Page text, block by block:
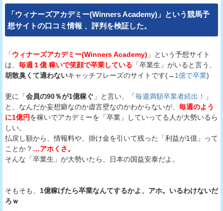
「ウィナーズアカデミー(Winners Academy) 」という競馬予
想サイトの口コミ情報 、 評判 を検証した。
「ウィナーズアカデミー(Winners Academy) 」という予想サイト
は、 毎週１億 稼いで笑顔で卒業している 「卒業生」がいると言う、
胡散臭くて適わないキャッチフレーズのサイトです(→ 1億で卒業)
更に「会員の90％が1億稼ぐ 」と言い、「毎週満額卒業者続出！
」
と、なんだか妄想癖なのか虚言壁なのかわからないが、 毎週のよう
に1億円を稼いでアカデミーを「卒業」していってる人が大勢いるら
しい。
払戻し額から、情報料や、掛け金を引いて残った「利益が1億」って
ことか？ …アホくさ。
そんな「卒業生」が大勢いたら、日本の国益安泰だよ。
そもそも、 1億稼げたら卒業なんてするかよ、アホ。いるわけないだ
ろｗ